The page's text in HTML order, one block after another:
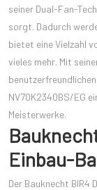
seiner Dual-Fan-
sorgt. Dadurch
bietet eine Vielzahl
vieles mehr. Mit
NV70K2340BS/EG
Meisterwerke.
Einbau-
Der Bauknecht BIR4